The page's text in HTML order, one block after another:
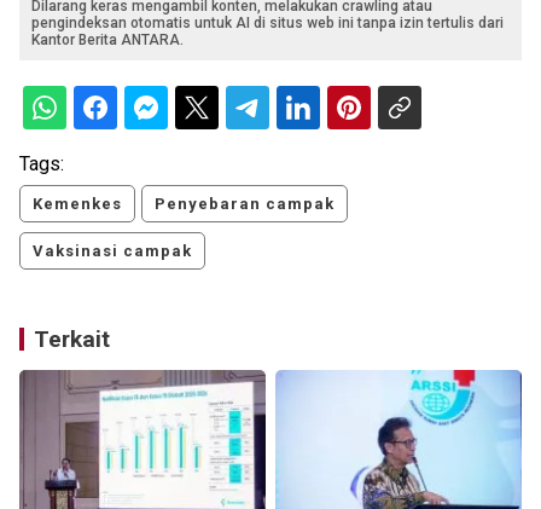
Dilarang keras mengambil konten, melakukan crawling atau
pengindeksan otomatis untuk AI di situs web ini tanpa izin tertulis dari
Kantor Berita ANTARA.
Tags:
Kemenkes Penyebaran campak
Vaksinasi campak
Terkait